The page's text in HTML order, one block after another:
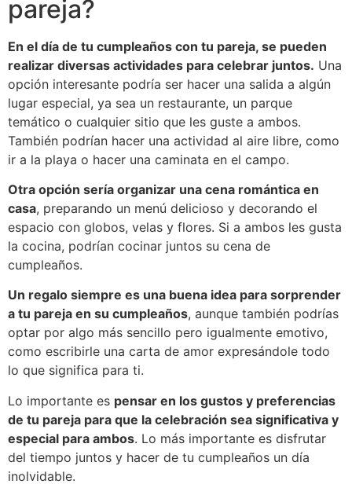
pareja?
En el día de tu cumpleaños con tu pareja, se pueden
realizar diversas actividades para celebrar juntos. Una
opción interesante podría ser hacer una salida a algún
lugar especial, ya sea un restaurante, un parque
temático o cualquier sitio que les guste a ambos.
También podrían hacer una actividad al aire libre, como
ir a la playa o hacer una caminata en el campo.
Otra opción sería organizar una cena romántica en
casa, preparando un menú delicioso y decorando el
espacio con globos, velas y flores. Si a ambos les gusta
la cocina, podrían cocinar juntos su cena de
cumpleaños.
Un regalo siempre es una buena idea para sorprender
a tu pareja en su cumpleaños, aunque también podrías
optar por algo más sencillo pero igualmente emotivo,
como escribirle una carta de amor expresándole todo
lo que significa para ti.
Lo importante es pensar en los gustos y preferencias
de tu pareja para que la celebración sea significativa y
especial para ambos. Lo más importante es disfrutar
del tiempo juntos y hacer de tu cumpleaños un día
inolvidable.